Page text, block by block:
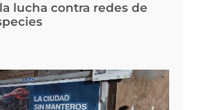
lucha contra redes de